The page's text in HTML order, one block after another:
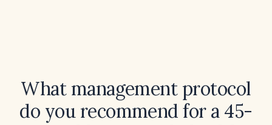
What management protocol
do you recommend for a 45-